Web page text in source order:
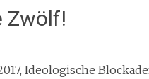
Zwölf!
Ideologische